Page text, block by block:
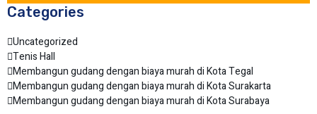
Categories
Uncategorized
Tenis Hall
Membangun gudang dengan biaya murah di Kota Tegal
Membangun gudang dengan biaya murah di Kota Surakarta
Membangun gudang dengan biaya murah di Kota Surabaya